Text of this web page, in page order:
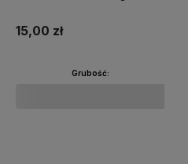
15,00 zł
Grubość: